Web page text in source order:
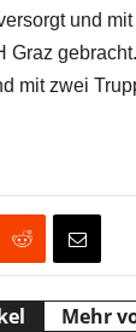
und
Graz
mit zwei
Mehr